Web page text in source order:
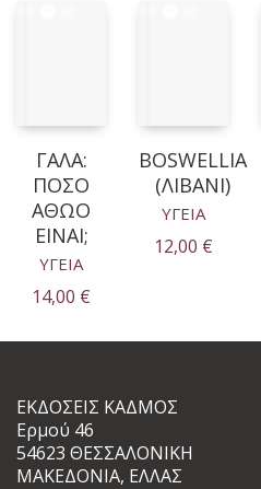
ΓΑΛΑ:
ΠΟΣΟ
ΑΘΩΟ
ΕΙΝΑΙ;
ΥΓΕΙΑ
14,00 €
BOSWELLIA
(ΛΙΒΑΝΙ)
ΥΓΕΙΑ
12,00 €
ΕΚΔΟΣΕΙΣ ΚΑΔΜΟΣ
Ερμού 46
54623 ΘΕΣΣΑΛΟΝΙΚΗ
ΜΑΚΕΔΟΝΙΑ, ΕΛΛΑΣ